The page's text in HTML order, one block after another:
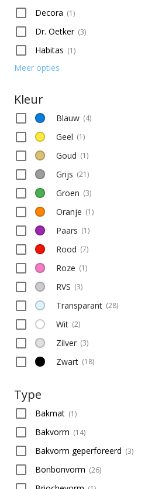
Decora (1)
Dr. Oetker (3)
Habitas (1)
Meer opties
Kleur
Blauw (4)
Geel (1)
Goud (1)
Grijs (21)
Groen (3)
Oranje (1)
Paars (1)
Rood (7)
Roze (1)
RVS (3)
Transparant (28)
Wit (2)
Zilver (3)
Zwart (18)
Type
Bakmat (1)
Bakvorm (14)
Bakvorm geperforeerd (3)
Bonbonvorm (26)